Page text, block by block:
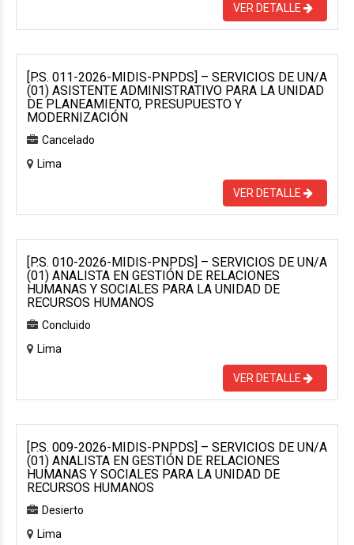
VER DETALLE
[P.S. 011-2026-MIDIS-PNPDS] – SERVICIOS DE UN/A
(01) ASISTENTE ADMINISTRATIVO PARA LA UNIDAD
DE PLANEAMIENTO, PRESUPUESTO Y
MODERNIZACIÓN
Cancelado
Lima
VER DETALLE
[P.S. 010-2026-MIDIS-PNPDS] – SERVICIOS DE UN/A
(01) ANALISTA EN GESTIÓN DE RELACIONES
HUMANAS Y SOCIALES PARA LA UNIDAD DE
RECURSOS HUMANOS
Concluido
Lima
VER DETALLE
[P.S. 009-2026-MIDIS-PNPDS] – SERVICIOS DE UN/A
(01) ANALISTA EN GESTIÓN DE RELACIONES
HUMANAS Y SOCIALES PARA LA UNIDAD DE
RECURSOS HUMANOS
Desierto
Lima